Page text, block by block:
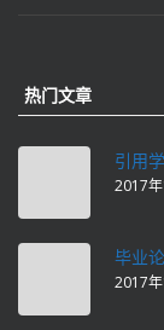
热门文章
引用
2017
毕业
2017